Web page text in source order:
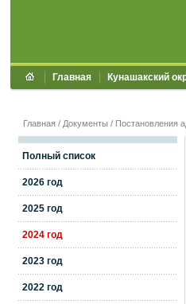
Главная Кунашакский
Главная / Документы / Постановления
Полный список
2026 год
2025 год
2024 год
2023 год
2022 год